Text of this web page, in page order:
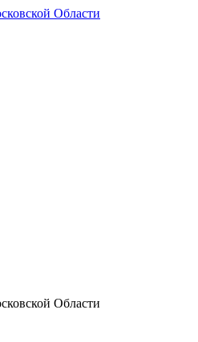
Области
Области